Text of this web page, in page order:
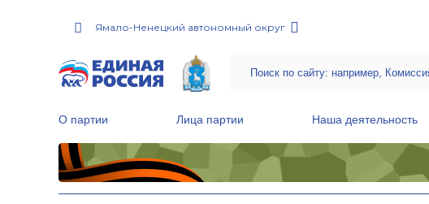
Ямало-Ненецкий автономный округ
О партии Лица партии Наша деятельность